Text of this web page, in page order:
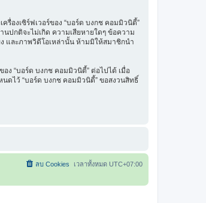
รื่องเซิร์ฟเวอร์ของ “บอร์ด บงกช คอมมิวนิตี้”
ปกติจะไม่เกิด ความเสียหายใดๆ ข้อความ
และภาพวิดีโอเหล่านั้น ห้ามมิให้สมาชิกนำ
ง “บอร์ด บงกช คอมมิวนิตี้” ต่อไปได้ เมื่อ
ดไว้ “บอร์ด บงกช คอมมิวนิตี้” ขอสงวนสิทธิ์
เวลาทั้งหมด UTC+07:00
ลบ Cookies